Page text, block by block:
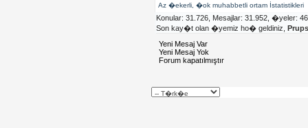
Az �ekerli, �ok muhabbetli ortam İstatistikleri
Konular: 31.726, Mesajlar: 31.952, �yeler:
Son kay�t olan �yemiz ho� geldiniz,
Yeni Mesaj Var
Yeni Mesaj Yok
Forum kapatılmıştır